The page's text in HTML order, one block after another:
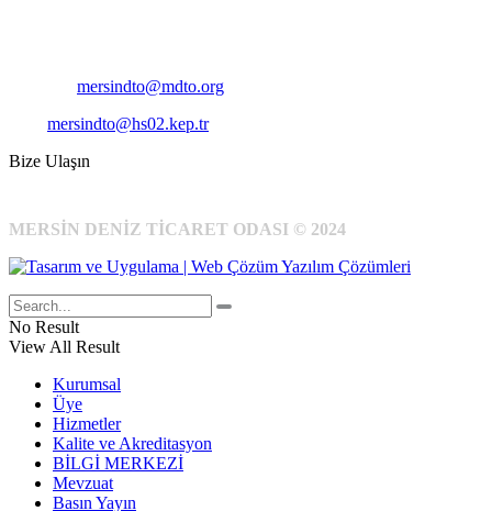
mersindto@mdto.org
mersindto@hs02.kep.tr
Bize Ulaşın
MERSİN DENİZ TİCARET ODASI © 2024
No Result
View All Result
Kurumsal
Üye
Hizmetler
Kalite ve Akreditasyon
BİLGİ MERKEZİ
Mevzuat
Basın Yayın